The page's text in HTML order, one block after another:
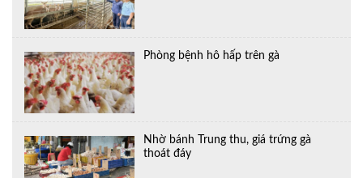
Phòng bệnh hô hấp trên gà
Nhờ bánh Trung thu, giá trứng gà
thoát đáy